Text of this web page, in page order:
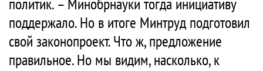
поддержало. Но в итоге Минтруд подготовил
свой законопроект. Что ж, предложение
правильное. Но мы видим, насколько, к